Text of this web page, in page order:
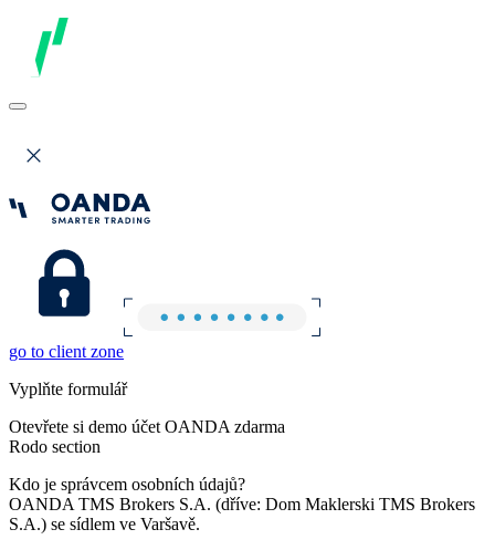
go to client zone
Vyplňte formulář
Otevřete si demo účet OANDA zdarma
Rodo section
Kdo je správcem osobních údajů?
OANDA TMS Brokers S.A. (dříve: Dom Maklerski TMS Brokers
S.A.) se sídlem ve Varšavě.